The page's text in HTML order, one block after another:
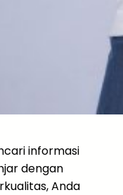
informasi
dengan
Anda